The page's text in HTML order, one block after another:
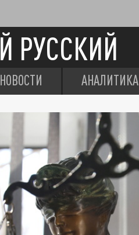
РУССКИЙ
НОВОСТИ АНАЛИТИКА